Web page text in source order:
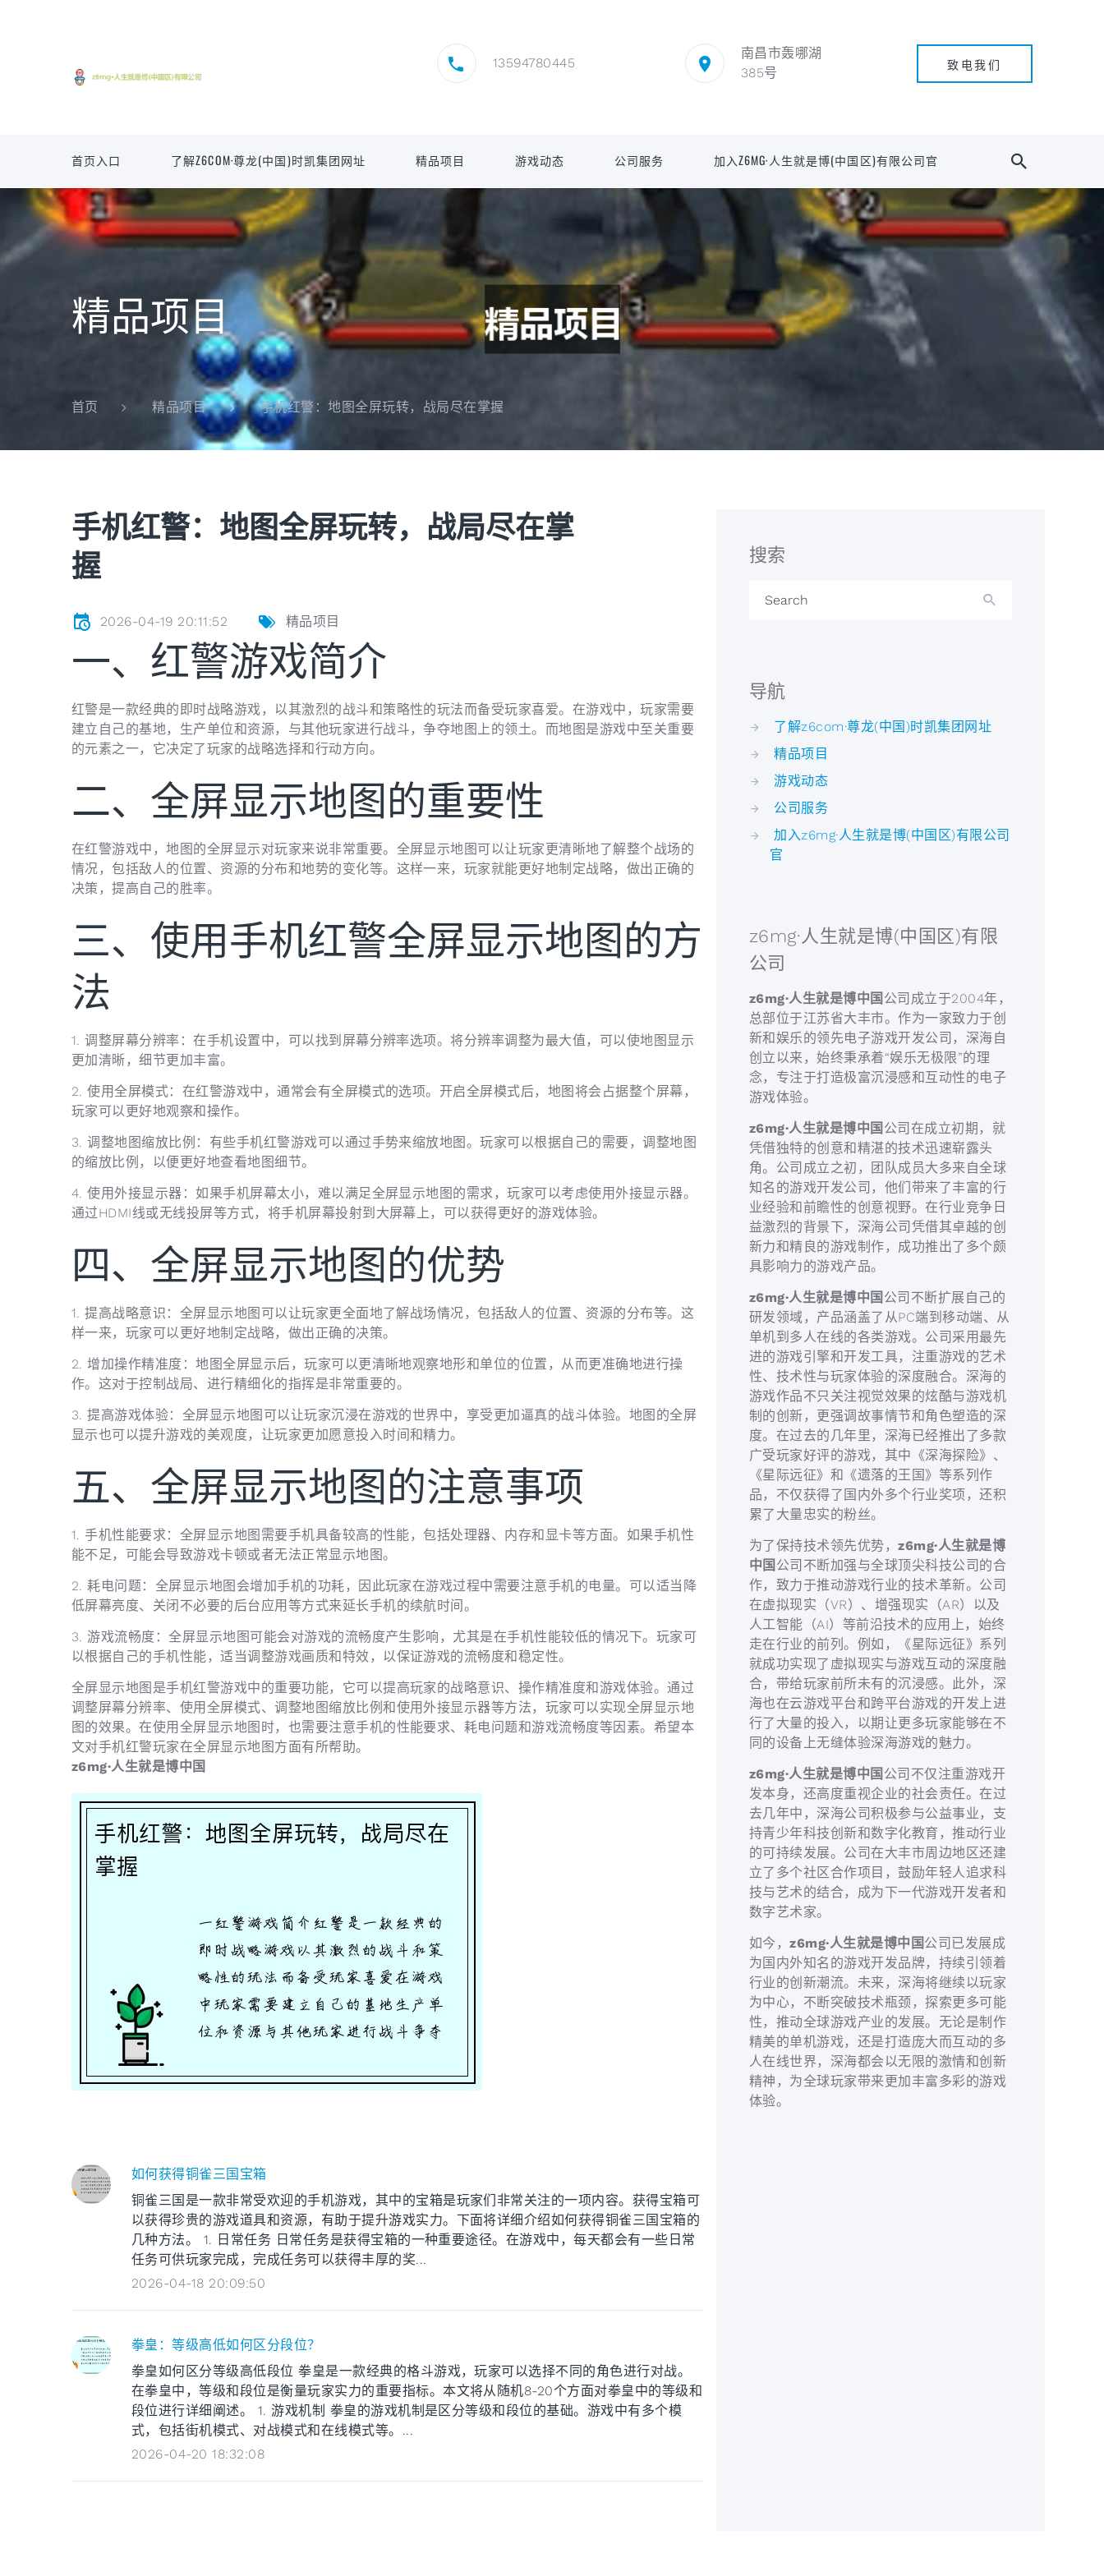
13594780445
南昌市轰哪湖
385号
致电我们
首页入口 了解Z6COM·尊龙(中国)时凯集团网址 精品项目 游戏动态 公司服务 加入Z6MG·人生就是博(中国区)有限公司官
精品项目
首页 精品项目 手机红警：地图全屏玩转，战局尽在掌握
手机红警：地图全屏玩转，战局尽在掌
握
2026-04-19 20:11:52 精品项目
一、红警游戏简介
红警是一款经典的即时战略游戏，以其激烈的战斗和策略性的玩法而备受玩家喜爱。在游戏中，玩家需要
建立自己的基地，生产单位和资源，与其他玩家进行战斗，争夺地图上的领土。而地图是游戏中至关重要
的元素之一，它决定了玩家的战略选择和行动方向。
二、全屏显示地图的重要性
在红警游戏中，地图的全屏显示对玩家来说非常重要。全屏显示地图可以让玩家更清晰地了解整个战场的
情况，包括敌人的位置、资源的分布和地势的变化等。这样一来，玩家就能更好地制定战略，做出正确的
决策，提高自己的胜率。
三、使用手机红警全屏显示地图的方
法
1. 调整屏幕分辨率：在手机设置中，可以找到屏幕分辨率选项。将分辨率调整为最大值，可以使地图显示
更加清晰，细节更加丰富。
2. 使用全屏模式：在红警游戏中，通常会有全屏模式的选项。开启全屏模式后，地图将会占据整个屏幕，
玩家可以更好地观察和操作。
3. 调整地图缩放比例：有些手机红警游戏可以通过手势来缩放地图。玩家可以根据自己的需要，调整地图
的缩放比例，以便更好地查看地图细节。
4. 使用外接显示器：如果手机屏幕太小，难以满足全屏显示地图的需求，玩家可以考虑使用外接显示器。
通过HDMI线或无线投屏等方式，将手机屏幕投射到大屏幕上，可以获得更好的游戏体验。
四、全屏显示地图的优势
1. 提高战略意识：全屏显示地图可以让玩家更全面地了解战场情况，包括敌人的位置、资源的分布等。这
样一来，玩家可以更好地制定战略，做出正确的决策。
2. 增加操作精准度：地图全屏显示后，玩家可以更清晰地观察地形和单位的位置，从而更准确地进行操
作。这对于控制战局、进行精细化的指挥是非常重要的。
3. 提高游戏体验：全屏显示地图可以让玩家沉浸在游戏的世界中，享受更加逼真的战斗体验。地图的全屏
显示也可以提升游戏的美观度，让玩家更加愿意投入时间和精力。
五、全屏显示地图的注意事项
1. 手机性能要求：全屏显示地图需要手机具备较高的性能，包括处理器、内存和显卡等方面。如果手机性
能不足，可能会导致游戏卡顿或者无法正常显示地图。
2. 耗电问题：全屏显示地图会增加手机的功耗，因此玩家在游戏过程中需要注意手机的电量。可以适当降
低屏幕亮度、关闭不必要的后台应用等方式来延长手机的续航时间。
3. 游戏流畅度：全屏显示地图可能会对游戏的流畅度产生影响，尤其是在手机性能较低的情况下。玩家可
以根据自己的手机性能，适当调整游戏画质和特效，以保证游戏的流畅度和稳定性。
全屏显示地图是手机红警游戏中的重要功能，它可以提高玩家的战略意识、操作精准度和游戏体验。通过
调整屏幕分辨率、使用全屏模式、调整地图缩放比例和使用外接显示器等方法，玩家可以实现全屏显示地
图的效果。在使用全屏显示地图时，也需要注意手机的性能要求、耗电问题和游戏流畅度等因素。希望本
文对手机红警玩家在全屏显示地图方面有所帮助。
z6mg·人生就是博中国
如何获得铜雀三国宝箱
铜雀三国是一款非常受欢迎的手机游戏，其中的宝箱是玩家们非常关注的一项内容。获得宝箱可
以获得珍贵的游戏道具和资源，有助于提升游戏实力。下面将详细介绍如何获得铜雀三国宝箱的
几种方法。 1. 日常任务 日常任务是获得宝箱的一种重要途径。在游戏中，每天都会有一些日常
任务可供玩家完成，完成任务可以获得丰厚的奖...
2026-04-18 20:09:50
拳皇：等级高低如何区分段位？
拳皇如何区分等级高低段位 拳皇是一款经典的格斗游戏，玩家可以选择不同的角色进行对战。
在拳皇中，等级和段位是衡量玩家实力的重要指标。本文将从随机8-20个方面对拳皇中的等级和
段位进行详细阐述。 1. 游戏机制 拳皇的游戏机制是区分等级和段位的基础。游戏中有多个模
式，包括街机模式、对战模式和在线模式等。...
2026-04-20 18:32:08
搜索
Search
导航
了解z6com·尊龙(中国)时凯集团网址
精品项目
游戏动态
公司服务
加入z6mg·人生就是博(中国区)有限公司
官
z6mg·人生就是博(中国区)有限
公司
z6mg·人生就是博中国 公司成立于2004年，
总部位于江苏省大丰市。作为一家致力于创
新和娱乐的领先电子游戏开发公司，深海自
创立以来，始终秉承着“娱乐无极限”的理
念，专注于打造极富沉浸感和互动性的电子
游戏体验。
z6mg·人生就是博中国 公司在成立初期，就
凭借独特的创意和精湛的技术迅速崭露头
角。公司成立之初，团队成员大多来自全球
知名的游戏开发公司，他们带来了丰富的行
业经验和前瞻性的创意视野。在行业竞争日
益激烈的背景下，深海公司凭借其卓越的创
新力和精良的游戏制作，成功推出了多个颇
具影响力的游戏产品。
z6mg·人生就是博中国 公司不断扩展自己的
研发领域，产品涵盖了从PC端到移动端、从
单机到多人在线的各类游戏。公司采用最先
进的游戏引擎和开发工具，注重游戏的艺术
性、技术性与玩家体验的深度融合。深海的
游戏作品不只关注视觉效果的炫酷与游戏机
制的创新，更强调故事情节和角色塑造的深
度。在过去的几年里，深海已经推出了多款
广受玩家好评的游戏，其中《深海探险》、
《星际远征》和《遗落的王国》等系列作
品，不仅获得了国内外多个行业奖项，还积
累了大量忠实的粉丝。
为了保持技术领先优势，z6mg·人生就是博
中国 公司不断加强与全球顶尖科技公司的合
作，致力于推动游戏行业的技术革新。公司
在虚拟现实（VR）、增强现实（AR）以及
人工智能（AI）等前沿技术的应用上，始终
走在行业的前列。例如，《星际远征》系列
就成功实现了虚拟现实与游戏互动的深度融
合，带给玩家前所未有的沉浸感。此外，深
海也在云游戏平台和跨平台游戏的开发上进
行了大量的投入，以期让更多玩家能够在不
同的设备上无缝体验深海游戏的魅力。
z6mg·人生就是博中国 公司不仅注重游戏开
发本身，还高度重视企业的社会责任。在过
去几年中，深海公司积极参与公益事业，支
持青少年科技创新和数字化教育，推动行业
的可持续发展。公司在大丰市周边地区还建
立了多个社区合作项目，鼓励年轻人追求科
技与艺术的结合，成为下一代游戏开发者和
数字艺术家。
如今，z6mg·人生就是博中国公司已发展成
为国内外知名的游戏开发品牌，持续引领着
行业的创新潮流。未来，深海将继续以玩家
为中心，不断突破技术瓶颈，探索更多可能
性，推动全球游戏产业的发展。无论是制作
精美的单机游戏，还是打造庞大而互动的多
人在线世界，深海都会以无限的激情和创新
精神，为全球玩家带来更加丰富多彩的游戏
体验。